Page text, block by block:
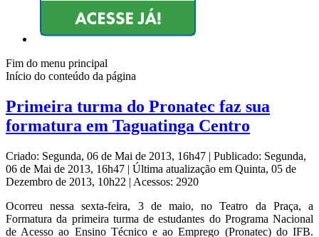
Fim do menu principal
Início do conteúdo da página
Primeira turma do Pronatec faz sua
formatura em Taguatinga Centro
Criado: Segunda, 06 de Mai de 2013, 16h47 | Publicado: Segunda,
06 de Mai de 2013, 16h47 | Última atualização em Quinta, 05 de
Dezembro de 2013, 10h22 | Acessos: 2920
Ocorreu nessa sexta-feira, 3 de maio, no Teatro da Praça, a
Formatura da primeira turma de estudantes do Programa Nacional
de Acesso ao Ensino Técnico e ao Emprego (Pronatec) do IFB.